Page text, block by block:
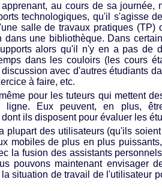
au cours de sa journée,
technologiques, qu'il s'agisse
salle de travaux pratiques (TP)
dans une bibliothèque. Dans
alors qu'il n'y en a pas de
dans les couloirs (les cours
avec d'autres étudiants
à faire, etc.
pour les tuteurs qui mettent
ligne. Eux peuvent, en plus,
ils disposent pour évaluer les
plupart des utilisateurs (qu'ils
mobiles de plus en plus
la fusion des assistants
pouvons maintenant envisager
situation de travail de l'utilisateur